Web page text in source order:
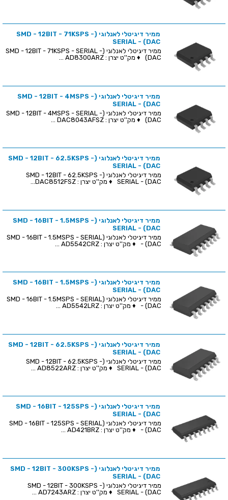
ממיר דיגיטלי לאנלוגי (SMD - 12BIT - 71KSPS -
SERIAL - (DAC
ממיר דיגיטלי לאנלוגי (SMD - 12BIT - 71KSPS - SERIAL -
(DAC ♦ מק''ט יצרן : AD8300ARZ ...
ממיר דיגיטלי לאנלוגי (SMD - 12BIT - 4MSPS -
SERIAL - (DAC
ממיר דיגיטלי לאנלוגי (SMD - 12BIT - 4MSPS - SERIAL -
(DAC ♦ מק''ט יצרן : DAC8043AFSZ ...
ממיר דיגיטלי לאנלוגי (SMD - 12BIT - 62.5KSPS -
SERIAL - (DAC
ממיר דיגיטלי לאנלוגי (SMD - 12BIT - 62.5KSPS -
SERIAL - (DAC ♦ מק''ט יצרן : DAC8512FSZ...
ממיר דיגיטלי לאנלוגי (SMD - 16BIT - 1.5MSPS -
SERIAL - (DAC
ממיר דיגיטלי לאנלוגי (SMD - 16BIT - 1.5MSPS - SERIAL
- (DAC ♦ מק''ט יצרן : AD5542CRZ ...
ממיר דיגיטלי לאנלוגי (SMD - 16BIT - 1.5MSPS -
SERIAL - (DAC
ממיר דיגיטלי לאנלוגי (SMD - 16BIT - 1.5MSPS - SERIAL
- (DAC ♦ מק''ט יצרן : AD5542LRZ ...
ממיר דיגיטלי לאנלוגי (SMD - 12BIT - 62.5KSPS -
SERIAL - (DAC
ממיר דיגיטלי לאנלוגי (SMD - 12BIT - 62.5KSPS -
SERIAL - (DAC ♦ מק''ט יצרן : AD8522ARZ ...
ממיר דיגיטלי לאנלוגי (SMD - 16BIT - 125SPS -
SERIAL - (DAC
ממיר דיגיטלי לאנלוגי (SMD - 16BIT - 125SPS - SERIAL
- (DAC ♦ מק''ט יצרן : AD421BRZ ...
ממיר דיגיטלי לאנלוגי (SMD - 12BIT - 300KSPS -
SERIAL - (DAC
ממיר דיגיטלי לאנלוגי (SMD - 12BIT - 300KSPS -
SERIAL - (DAC ♦ מק''ט יצרן : AD7243ARZ ...